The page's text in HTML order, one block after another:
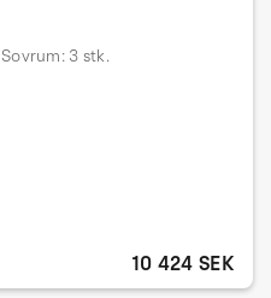
Sovrum: 3 stk.
10 424 SEK